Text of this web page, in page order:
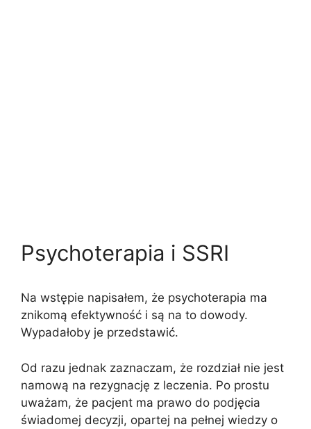
Psychoterapia i SSRI
Na wstępie napisałem, że psychoterapia ma
znikomą efektywność i są na to dowody.
Wypadałoby je przedstawić.
Od razu jednak zaznaczam, że rozdział nie jest
namową na rezygnację z leczenia. Po prostu
uważam, że pacjent ma prawo do podjęcia
świadomej decyzji, opartej na pełnej wiedzy o